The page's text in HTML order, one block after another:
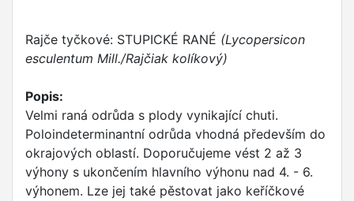
Rajče tyčkové: STUPICKÉ RANÉ (Lycopersicon
esculentum Mill./Rajčiak kolíkový)
Popis:
Velmi raná odrůda s plody vynikající chuti.
Poloindeterminantní odrůda vhodná především do
okrajových oblastí. Doporučujeme vést 2 až 3
výhony s ukončením hlavního výhonu nad 4. - 6.
výhonem. Lze jej také pěstovat jako keříčkové